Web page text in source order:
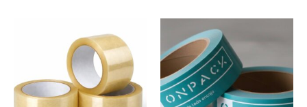
múltiples
variantes.
producto
tiene
múltiples
variantes.